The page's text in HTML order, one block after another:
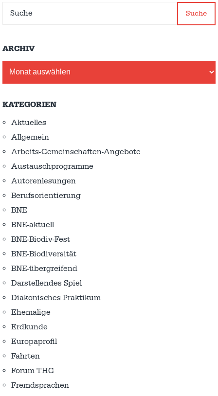
Suche
ARCHIV
KATEGORIEN
Aktuelles
Allgemein
Arbeits-Gemeinschaften-Angebote
Austausch­programme
Autorenlesungen
Berufsorientierung
BNE
BNE-aktuell
BNE-Biodiv-Fest
BNE-Biodiversität
BNE-übergreifend
Darstellendes Spiel
Diakonisches Praktikum
Ehemalige
Erdkunde
Europaprofil
Fahrten
Forum THG
Fremdsprachen